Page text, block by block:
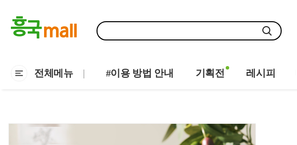
전체메뉴 #이용 방법 안내 기획전 레시피